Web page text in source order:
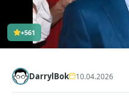
+561
DarrylBok 10.04.2026